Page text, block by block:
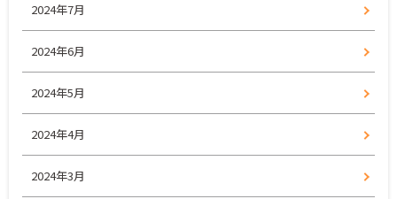
2024年7月
2024年6月
2024年5月
2024年4月
2024年3月